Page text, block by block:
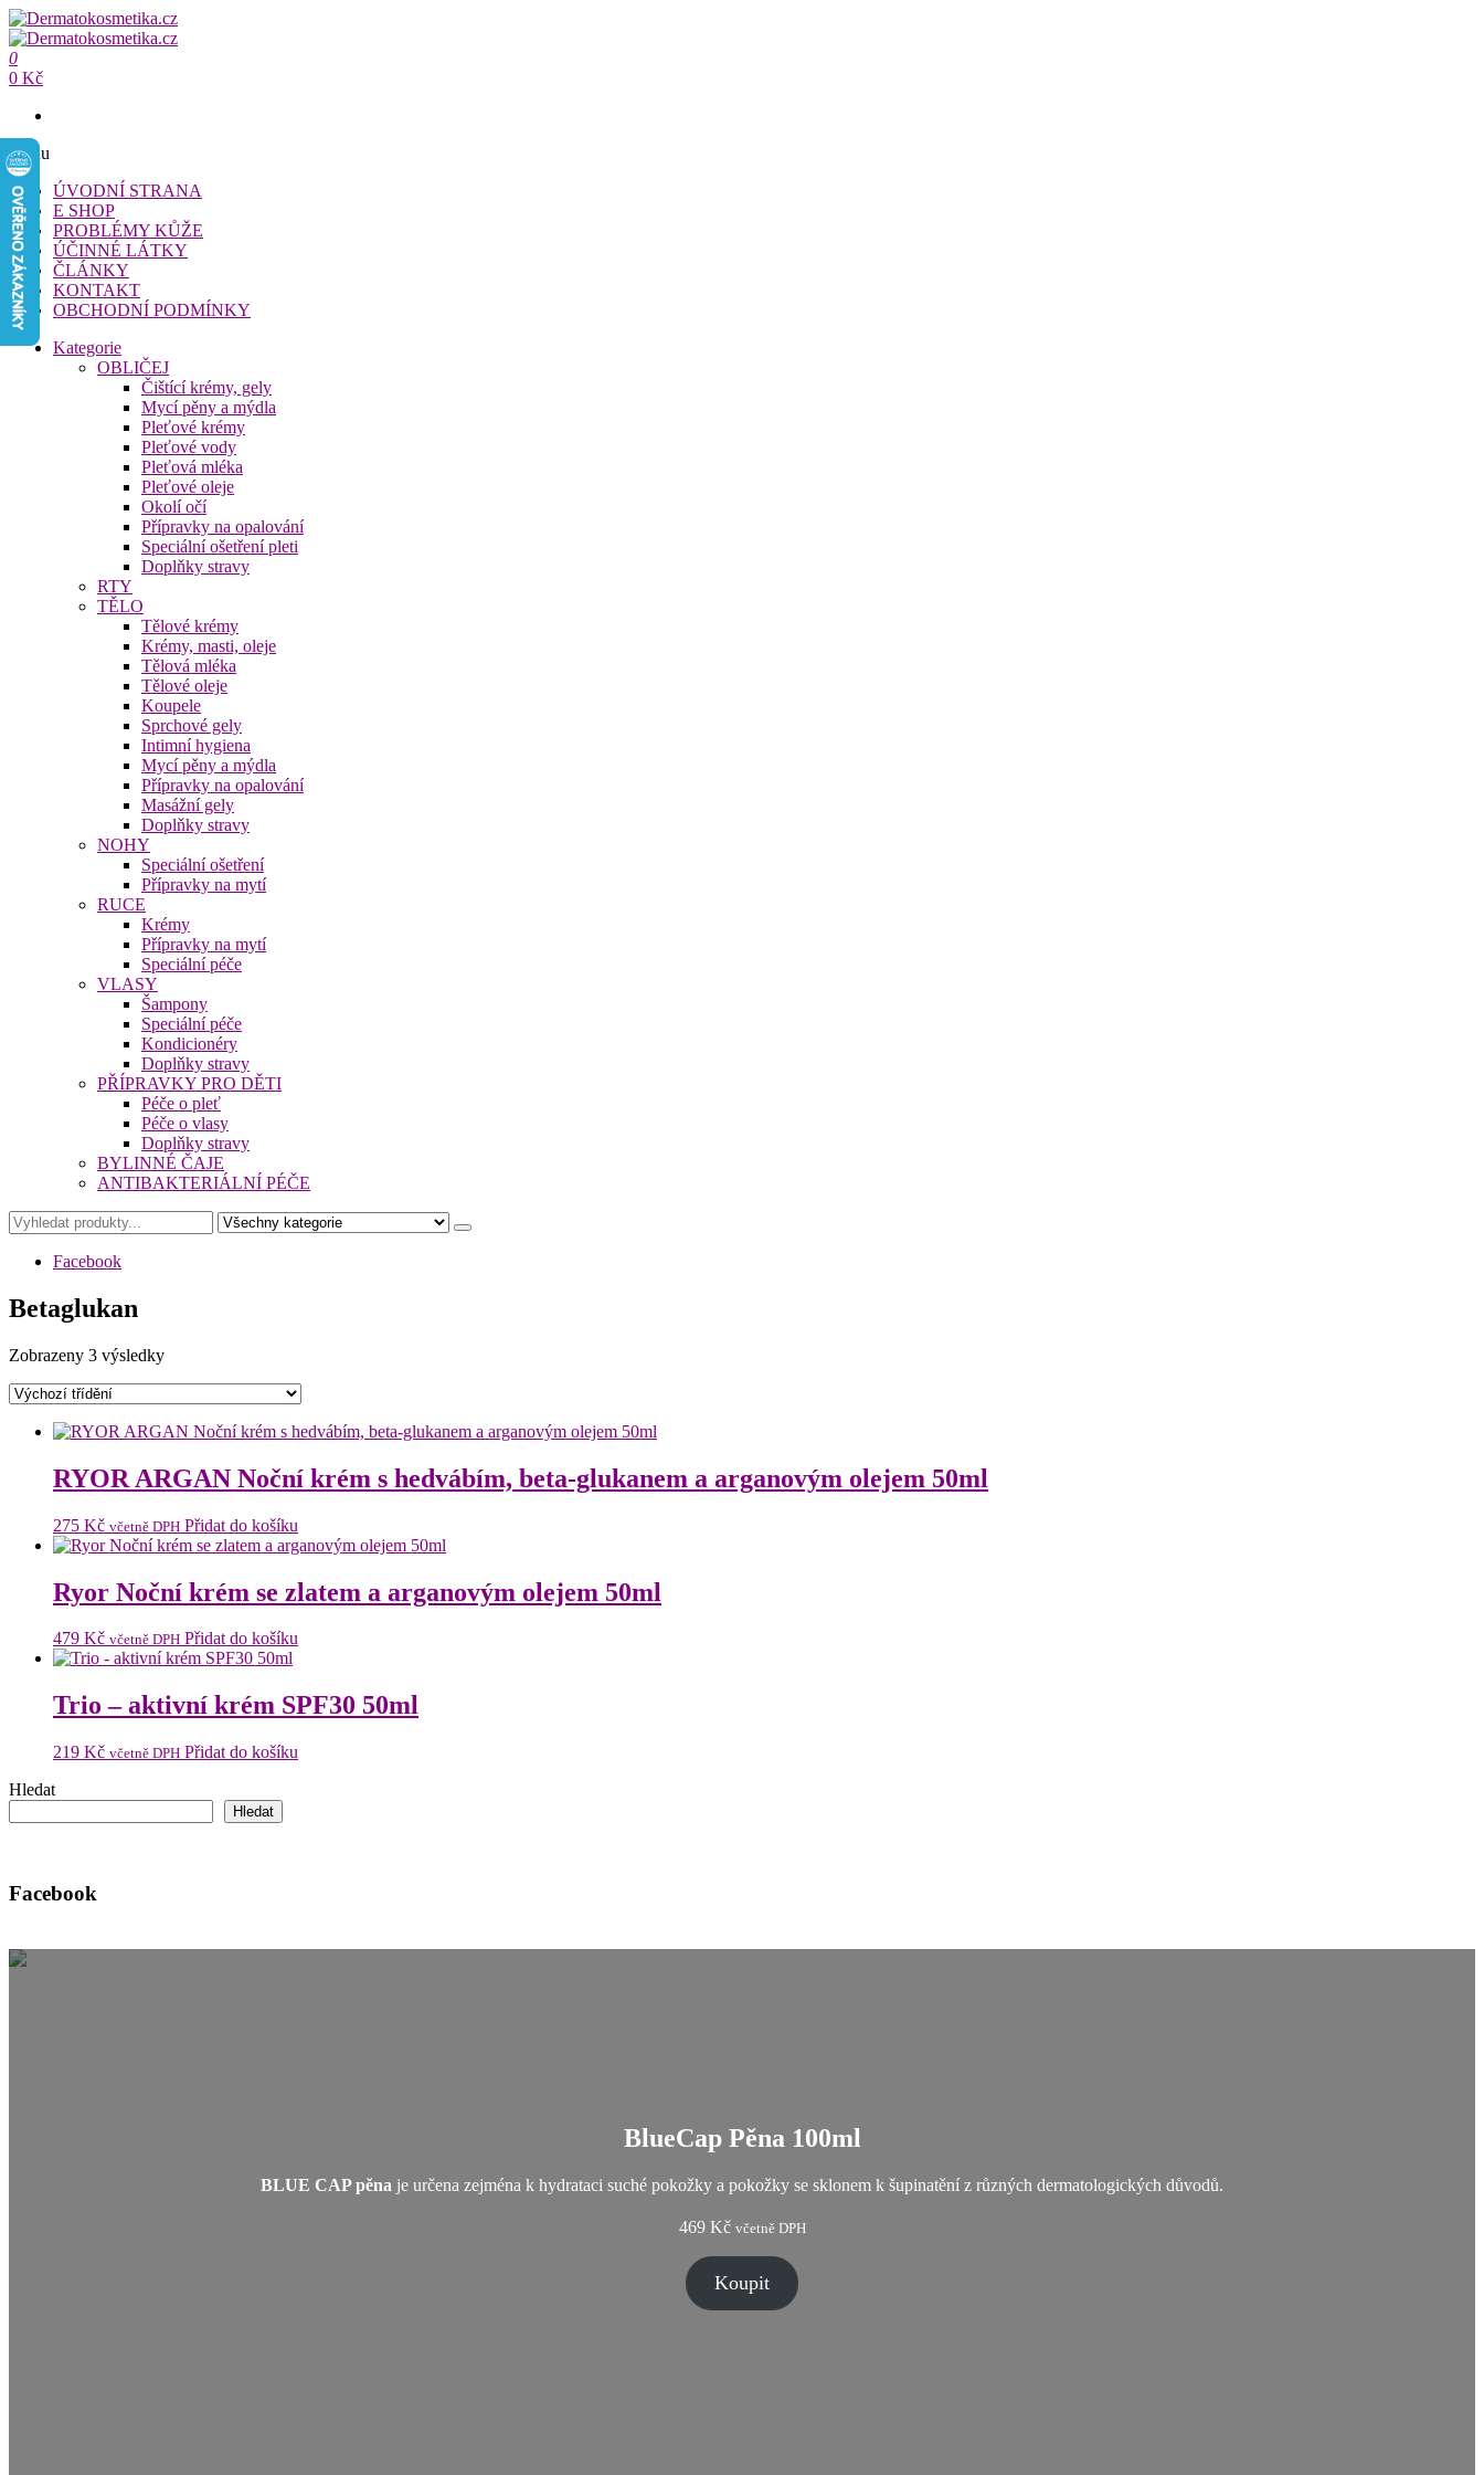
Přeskočit
na
obsah
Dermatokosmetika.cz
Dermatokosmetika.cz
0
0 Kč
Menu
ÚVODNÍ STRANA
E SHOP
PROBLÉMY KŮŽE
ÚČINNÉ LÁTKY
ČLÁNKY
KONTAKT
OBCHODNÍ PODMÍNKY
Kategorie
OBLIČEJ
Čištící krémy, gely
Mycí pěny a mýdla
Pleťové krémy
Pleťové vody
Pleťová mléka
Pleťové oleje
Okolí očí
Přípravky na opalování
Speciální ošetření pleti
Doplňky stravy
RTY
TĚLO
Tělové krémy
Krémy, masti, oleje
Tělová mléka
Tělové oleje
Koupele
Sprchové gely
Intimní hygiena
Mycí pěny a mýdla
Přípravky na opalování
Masážní gely
Doplňky stravy
NOHY
Speciální ošetření
Přípravky na mytí
RUCE
Krémy
Přípravky na mytí
Speciální péče
VLASY
Šampony
Speciální péče
Kondicionéry
Doplňky stravy
PŘÍPRAVKY PRO DĚTI
Péče o pleť
Péče o vlasy
Doplňky stravy
BYLINNÉ ČAJE
ANTIBAKTERIÁLNÍ PÉČE
Facebook
Betaglukan
Zobrazeny 3 výsledky
RYOR ARGAN Noční krém s hedvábím, beta-glukanem a arganovým olejem 50ml
275 Kč včetně DPH Přidat do košíku
Ryor Noční krém se zlatem a arganovým olejem 50ml
479 Kč včetně DPH Přidat do košíku
Trio – aktivní krém SPF30 50ml
219 Kč včetně DPH Přidat do košíku
Hledat
Hledat
Facebook
BlueCap Pěna 100ml
BLUE CAP pěna je určena zejména k hydrataci suché pokožky a pokožky se sklonem k šupinatění z různých dermatologických důvodů.
469 Kč včetně DPH
Koupit